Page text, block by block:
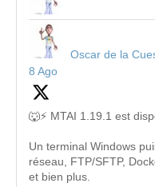
Oscar de la
8 Ago
🐺⚡ MTAI 1.19.1 est
Un terminal Windows
réseau, FTP/SFTP,
et bien plus.